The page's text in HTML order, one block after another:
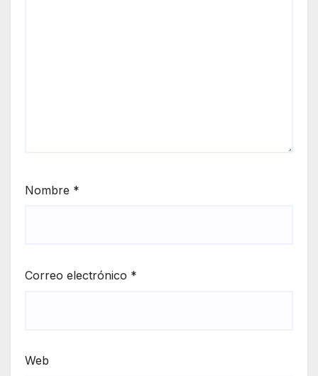
Nombre *
Correo electrónico *
Web